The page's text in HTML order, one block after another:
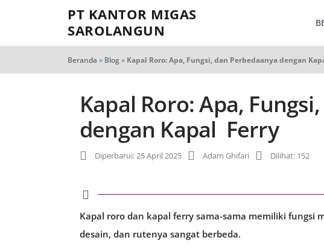
PT KANTOR MIGAS
SAROLANGUN
Beranda » Blog» Kapal Roro: Apa, Fungsi, dan Perbedaanya dengan
Kapal Roro: Apa,
dengan Kapal Ferry
Diperbarui: 25 April 2025 Adam Ghifari Dilihat: 152
Kapal roro dan kapal ferry sama-sama memiliki
desain, dan rutenya sangat berbeda.